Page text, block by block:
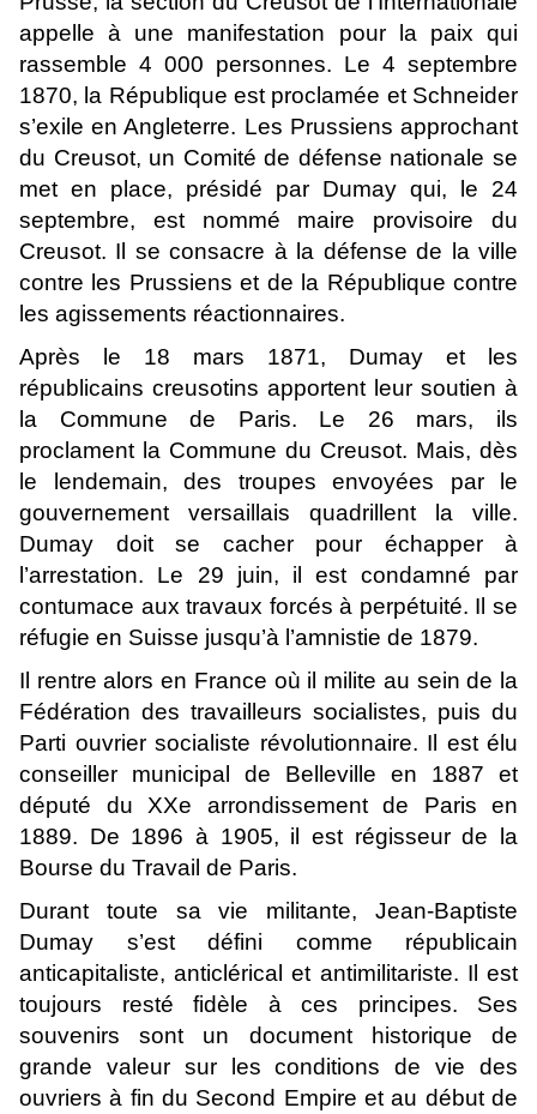
appelle à une manifestation pour la paix qui
rassemble 4 000 personnes. Le 4 septembre
1870, la République est proclamée et Schneider
s’exile en Angleterre. Les Prussiens approchant
du Creusot, un Comité de défense nationale se
met en place, présidé par Dumay qui, le 24
septembre, est nommé maire provisoire du
Creusot. Il se consacre à la défense de la ville
contre les Prussiens et de la République contre
les agissements réactionnaires.
Après le 18 mars 1871, Dumay et les
républicains creusotins apportent leur soutien à
la Commune de Paris. Le 26 mars, ils
proclament la Commune du Creusot. Mais, dès
le lendemain, des troupes envoyées par le
gouvernement versaillais quadrillent la ville.
Dumay doit se cacher pour échapper à
l’arrestation. Le 29 juin, il est condamné par
contumace aux travaux forcés à perpétuité. Il se
réfugie en Suisse jusqu’à l’amnistie de 1879.
Il rentre alors en France où il milite au sein de la
Fédération des travailleurs socialistes, puis du
Parti ouvrier socialiste révolutionnaire. Il est élu
conseiller municipal de Belleville en 1887 et
député du XXe arrondissement de Paris en
1889. De 1896 à 1905, il est régisseur de la
Bourse du Travail de Paris.
Durant toute sa vie militante, Jean-Baptiste
Dumay s’est défini comme républicain
anticapitaliste, anticlérical et antimilitariste. Il est
toujours resté fidèle à ces principes. Ses
souvenirs sont un document historique de
grande valeur sur les conditions de vie des
ouvriers à fin du Second Empire et au début de